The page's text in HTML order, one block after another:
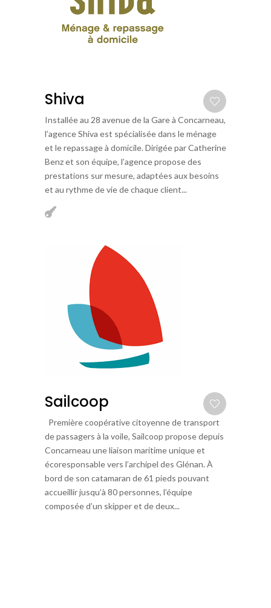
Shiva
Installée au 28 avenue de la Gare à Concarneau,
l’agence Shiva est spécialisée dans le ménage
et le repassage à domicile. Dirigée par Catherine
Benz et son équipe, l’agence propose des
prestations sur mesure, adaptées aux besoins
et au rythme de vie de chaque client...
Sailcoop
Première coopérative citoyenne de transport
de passagers à la voile, Sailcoop propose depuis
Concarneau une liaison maritime unique et
écoresponsable vers l’archipel des Glénan. À
bord de son catamaran de 61 pieds pouvant
accueillir jusqu’à 80 personnes, l’équipe
composée d’un skipper et de deux...